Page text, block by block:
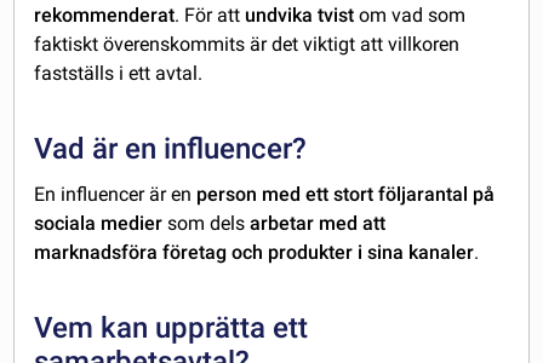
rekommenderat. För att undvika tvist om vad som
faktiskt överenskommits är det viktigt att villkoren
fastställs i ett avtal.
Vad är en influencer?
En influencer är en person med ett stort följarantal på
sociala mediersom delsarbetar med att
marknadsföra företag och produkter i sina kanaler.
Vem kan upprätta ett